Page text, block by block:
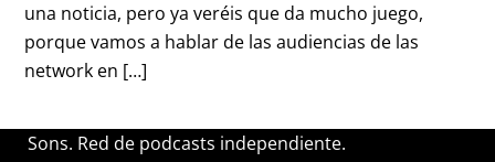
una noticia, pero ya veréis que da mucho juego,
porque vamos a hablar de las audiencias de las
network en […]
Sons. Red de podcasts independiente.